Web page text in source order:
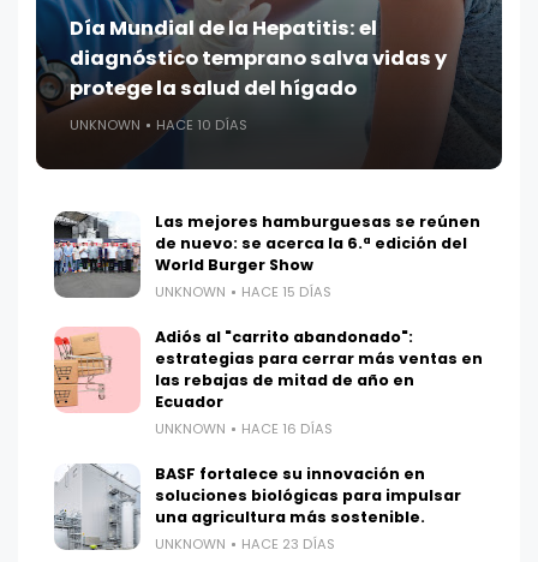
Día Mundial de la Hepatitis: el
diagnóstico temprano salva vidas y
protege la salud del hígado
UNKNOWN HACE 10 DÍAS
Las mejores hamburguesas se reúnen
de nuevo: se acerca la 6.ª edición del
World Burger Show
UNKNOWN HACE 15 DÍAS
Adiós al "carrito abandonado":
estrategias para cerrar más ventas en
las rebajas de mitad de año en
Ecuador
UNKNOWN HACE 16 DÍAS
BASF fortalece su innovación en
soluciones biológicas para impulsar
una agricultura más sostenible.
UNKNOWN HACE 23 DÍAS